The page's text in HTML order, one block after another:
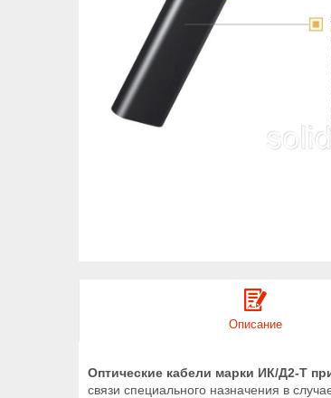
Описание
Оптические кабели марки ИК/Д2-Т
связи специального назначения в